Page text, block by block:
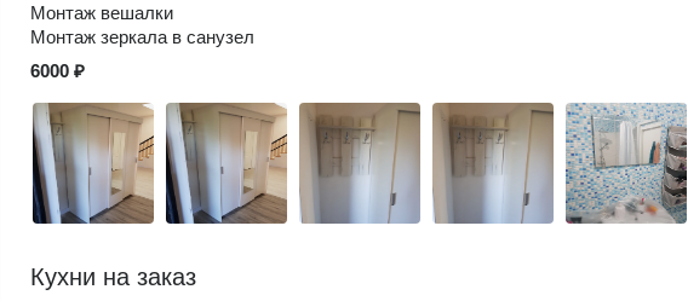
Монтаж вешалки
Монтаж зеркала в санузел
6000 ₽
Кухни на заказ